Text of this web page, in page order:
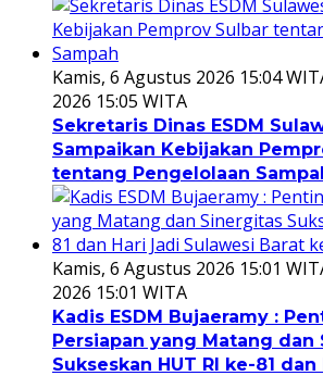
Kamis, 6 Agustus 2026 15:04
2026 15:05 WITA
Sekretaris Dinas ESDM
Sampaikan Kebijakan
tentang Pengelolaan
Kamis, 6 Agustus 2026 15:01
2026 15:01 WITA
Kadis ESDM Bujaeramy :
Persiapan yang Matang dan
Sukseskan HUT RI ke-81